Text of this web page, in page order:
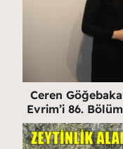
Ceren
Evrim’i 86.